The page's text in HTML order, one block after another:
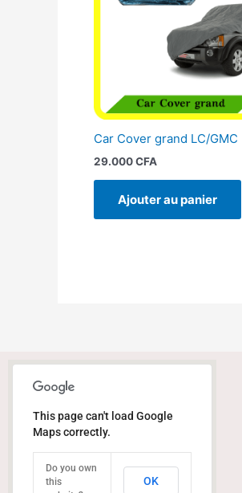
Car Cover grand LC/GMC
29.000CFA
Ajouter au panier
This page can't load Google
Maps correctly.
Do you own
this
OK